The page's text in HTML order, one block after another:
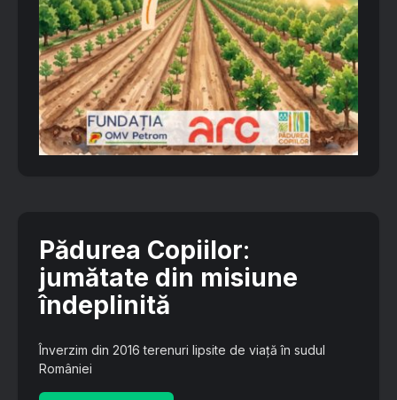
Pădurea Copiilor:
jumătate din misiune
îndeplinită
Înverzim din 2016 terenuri lipsite de viață în sudul
României